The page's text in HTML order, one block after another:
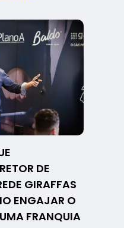
flexível
e
crescimento
descentralizado:
segredos
do
de
sucesso
Porks
DE
GIRAFFAS
ENGAJAR O
FRANQUIA